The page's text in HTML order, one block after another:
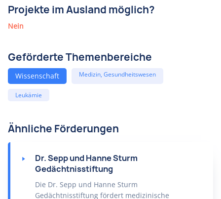
Projekte im Ausland möglich?
Nein
Geförderte Themenbereiche
Wissenschaft Medizin, Gesundheitswesen
Leukämie
Ähnliche Förderungen
Dr. Sepp und Hanne Sturm
Gedächtnisstiftung
Die Dr. Sepp und Hanne Sturm
Gedächtnisstiftung fördert medizinische